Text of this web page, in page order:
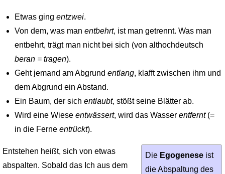
Etwas ging entzwei.
Von dem, was man entbehrt, ist man getrennt. Was man
entbehrt, trägt man nicht bei sich (von althochdeutsch
beran = tragen).
Geht jemand am Abgrund entlang, klafft zwischen ihm und
dem Abgrund ein Abstand.
Ein Baum, der sich entlaubt, stößt seine Blätter ab.
Wird eine Wiese entwässert, wird das Wasser entfernt(=
in die Ferne entrückt).
Die Egogeneseist
die Abspaltung des
Entstehen heißt, sich von etwas
abspalten. Sobald das Ich aus dem